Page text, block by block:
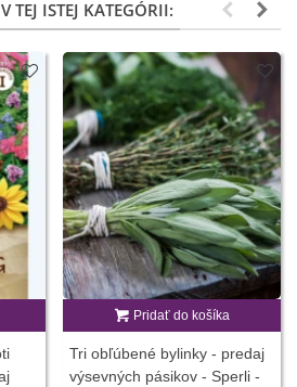
TEJ ISTEJ KATEGÓRII:
Pridať do košíka
Tri obľúbené bylinky - predaj
výsevných pásikov - Sperli -